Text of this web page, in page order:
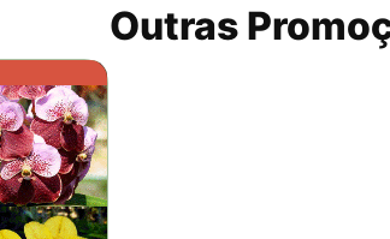
Outras